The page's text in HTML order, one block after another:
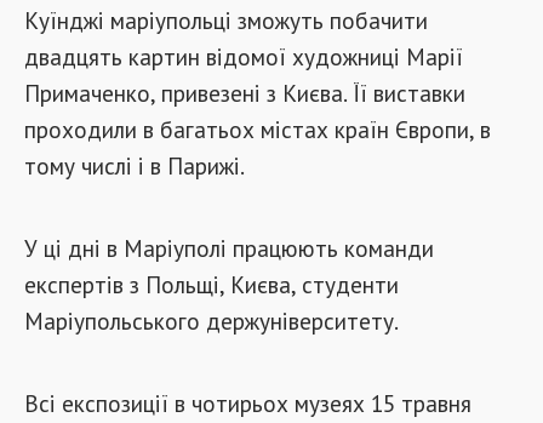
Куїнджі маріупольці зможуть побачити
двадцять картин відомої художниці Марії
Примаченко, привезені з Києва. Її виставки
проходили в багатьох містах країн Європи, в
тому числі і в Парижі.
У ці дні в Маріуполі працюють команди
експертів з Польщі, Києва, студенти
Маріупольського держуніверситету.
Всі експозиції в чотирьох музеях 15 травня